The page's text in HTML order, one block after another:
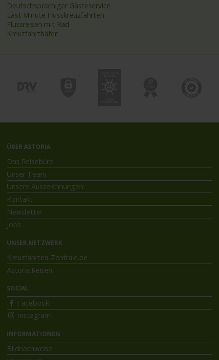
Deutschsprachiger Gästeservice
Last Minute Flusskreuzfahrten
Flussreisen mit Rad
Kreuzfahrthäfen
ÜBER ASTORIA
Das Reisebüro
Unser Team
Unsere Auszeichnungen
Kontakt
Newsletter
Jobs
UNSER NETZWERK
Kreuzfahrten-Zentrale.de
Astoria.Reisen
SOCIAL
Facebook
Instagram
INFORMATIONEN
Bildnachweise